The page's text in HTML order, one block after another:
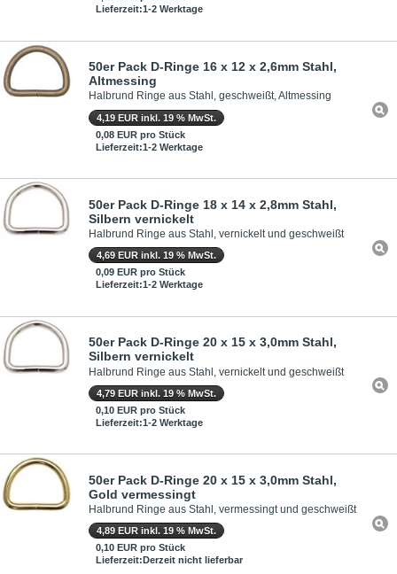
Lieferzeit:1-2 Werktage
50er Pack D-Ringe 16 x 12 x 2,6mm Stahl,
Altmessing
Halbrund Ringe aus Stahl, geschweißt, Altmessing
4,19 EUR inkl. 19 % MwSt.
0,08 EUR pro Stück
Lieferzeit:1-2 Werktage
50er Pack D-Ringe 18 x 14 x 2,8mm Stahl,
Silbern vernickelt
Halbrund Ringe aus Stahl, vernickelt und geschweißt
4,69 EUR inkl. 19 % MwSt.
0,09 EUR pro Stück
Lieferzeit:1-2 Werktage
50er Pack D-Ringe 20 x 15 x 3,0mm Stahl,
Silbern vernickelt
Halbrund Ringe aus Stahl, vernickelt und geschweißt
4,79 EUR inkl. 19 % MwSt.
0,10 EUR pro Stück
Lieferzeit:1-2 Werktage
50er Pack D-Ringe 20 x 15 x 3,0mm Stahl,
Gold vermessingt
Halbrund Ringe aus Stahl, vermessingt und geschweißt
4,89 EUR inkl. 19 % MwSt.
0,10 EUR pro Stück
Lieferzeit:Derzeit nicht lieferbar